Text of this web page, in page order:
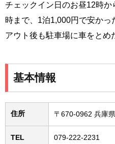
チェックイン日のお昼12時
時まで、1泊1,000円で安か
アウト後も駐車場に車をとめ
基本情報
住所 〒670-0962 兵庫
TEL 079-222-2231